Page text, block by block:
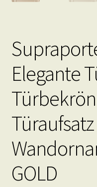
Elegante
Türaufsatz
GOLD